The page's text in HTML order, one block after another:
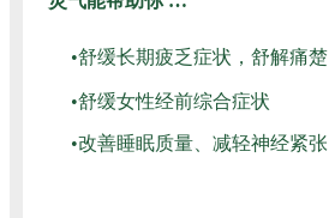
•舒缓长期疲乏症状，舒解痛楚
•舒缓女性经前综合症状
•改善睡眠质量、减轻神经紧张